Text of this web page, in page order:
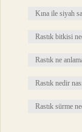
Kına ile siyah
Rastık bitkisi
Rastık ne
Rastık nedir
Rastık sürme